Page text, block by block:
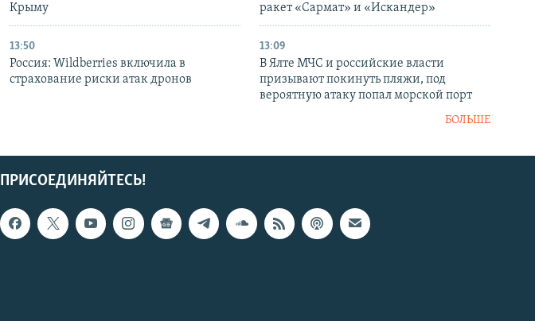
Крыму
ракет «Сармат» и «Искандер»
13:50
Россия: Wildberries включила в
страхование риски атак дронов
13:09
В Ялте МЧС и российские власти
призывают покинуть пляжи, под
вероятную атаку попал морской порт
БОЛЬШЕ
ПРИСОЕДИНЯЙТЕСЬ!